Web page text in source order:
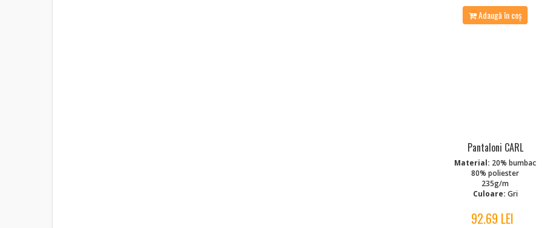
Adaugă în coș
Pantaloni CARL
Material: 20% bumbac
80% poliester
235g/m
Culoare: Gri
92.69 LEI